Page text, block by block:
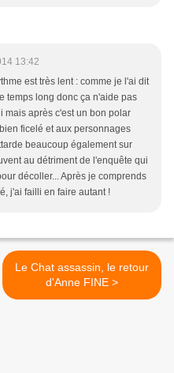
13:42
est très lent : comme je l'ai dit
temps long donc ça n'aide pas
mais après c'est un bon polar
ficelé et aux personnages
beaucoup également sur
au détriment de l'enquête qui
décoller... Après je comprends
j'ai failli en faire autant !
Le Chat assassin, le retour
d'Anne FINE >